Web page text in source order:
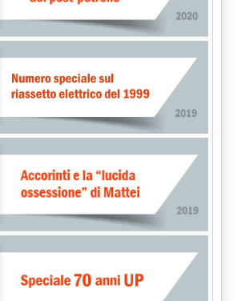
16.39.
in Artico'
2015 alle 16.26.